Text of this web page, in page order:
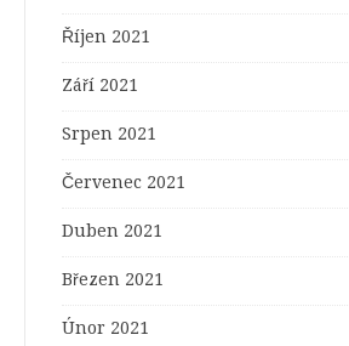
Říjen 2021
Září 2021
Srpen 2021
Červenec 2021
Duben 2021
Březen 2021
Únor 2021